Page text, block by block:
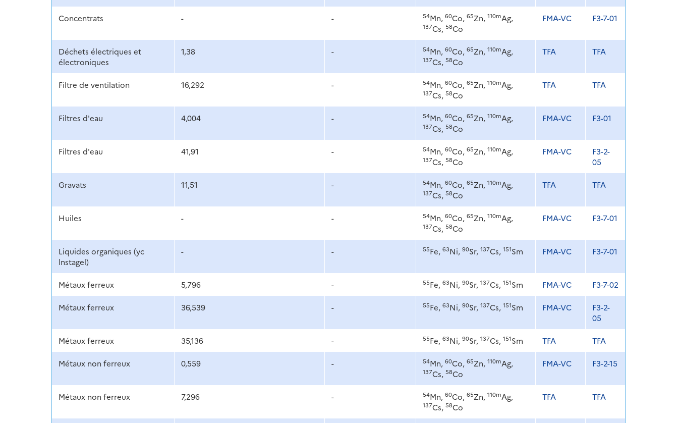
Concentrats - - 54Mn, 60Co, 65Zn, 110mAg,
137Cs, 58Co
FMA-VC F3-7-01
Déchets électriques et
électroniques
1,38 - 54Mn, 60Co, 65Zn, 110mAg,
137Cs, 58Co
TFA TFA
Filtre de ventilation 16,292 - 54Mn, 60Co, 65Zn, 110mAg,
137Cs, 58Co
TFA TFA
Filtres d'eau 4,004 - 54Mn, 60Co, 65Zn, 110mAg,
137Cs, 58Co
FMA-VC F3-01
Filtres d'eau 41,91 - 54Mn, 60Co, 65Zn, 110mAg,
137Cs, 58Co
FMA-VC
F3-2-
05
Gravats 11,51 - 54Mn, 60Co, 65Zn, 110mAg,
137Cs, 58Co
TFA TFA
Huiles - - 54Mn, 60Co, 65Zn, 110mAg,
137Cs, 58Co
FMA-VC F3-7-01
Liquides organiques (yc
lnstagel)
- - 55Fe, 63Ni, 90Sr, 137Cs, 151Sm FMA-VC F3-7-01
Métaux ferreux 5,796 - 55Fe, 63Ni, 90Sr, 137Cs, 151Sm FMA-VC F3-7-02
Métaux ferreux 36,539 - 55Fe, 63Ni, 90Sr, 137Cs, 151Sm FMA-VC
F3-2-
05
Métaux ferreux 35,136 - 55Fe, 63Ni, 90Sr, 137Cs, 151Sm TFA TFA
Métaux non ferreux 0,559 - 54Mn, 60Co, 65Zn, 110mAg,
137Cs, 58Co
FMA-VC F3-2-15
Métaux non ferreux 7,296 - 54Mn, 60Co, 65Zn, 110mAg,
137Cs, 58Co
TFA TFA